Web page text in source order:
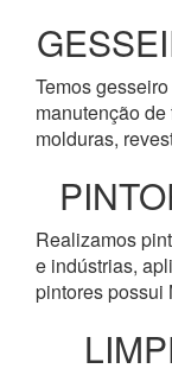
Temos
manutenção
molduras,
Realizamos
e indústrias,
pintores possui